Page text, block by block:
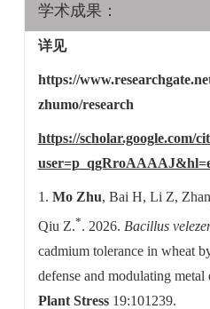
学术成果：
详见
https://
zhumo/research
https://scholar.google.com/
1. Mo Zhu, Bai H, Li Z,
Qiu Z.*. 2026. Bacillus
cadmium tolerance in wheat
defense and modulating
Plant Stress19:101239.